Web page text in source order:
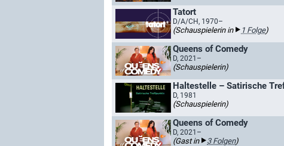
Tatort
D/A/CH, 1970–
(Schauspielerin in 1 Folge)
Queens of Comedy
D, 2021–
(Schauspielerin)
Haltestelle – Satirische
D, 1981
(Schauspielerin)
Queens of Comedy
D, 2021–
(Gast in 3 Folgen)